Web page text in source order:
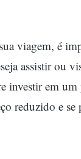
viagem, é
assistir ou
investir em um
reduzido e